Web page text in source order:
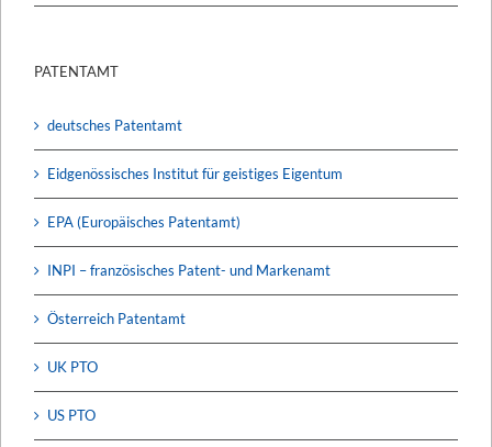
PATENTAMT
deutsches Patentamt
Eidgenössisches Institut für geistiges Eigentum
EPA (Europäisches Patentamt)
INPI – französisches Patent- und Markenamt
Österreich Patentamt
UK PTO
US PTO